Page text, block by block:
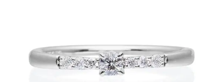
ブランド Canal４℃